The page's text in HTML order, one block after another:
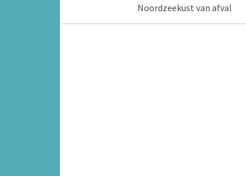
Noordzeekust van afval